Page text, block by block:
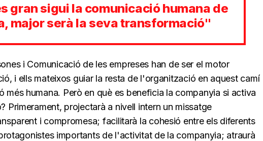
gran sigui la comunicació humana de
major serà la seva transformació"
i Comunicació de les empreses han de ser el motor
i ells mateixos guiar la resta de l'organització en aquest camí
més humana. Però en què es beneficia la companyia si activa
Primerament, projectarà a nivell intern un missatge
i compromesa; facilitarà la cohesió entre els diferents
importants de l'activitat de la companyia; atraurà